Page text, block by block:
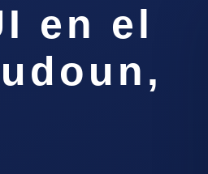
en el